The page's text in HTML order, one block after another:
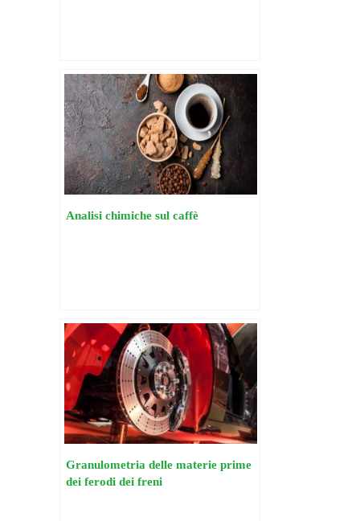
Analisi chimiche sul caffè
Granulometria delle materie prime
dei ferodi dei freni